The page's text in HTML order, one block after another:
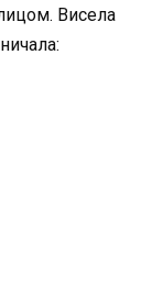
Висела